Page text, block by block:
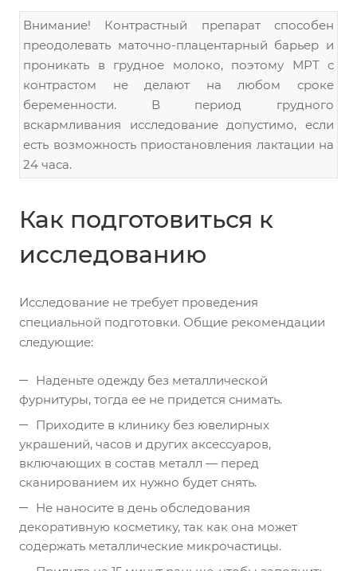
Внимание! Контрастный препарат способен
преодолевать маточно-плацентарный барьер и
проникать в грудное молоко, поэтому МРТ с
контрастом не делают на любом сроке
беременности. В период грудного
вскармливания исследование допустимо, если
есть возможность приостановления лактации на
24 часа.
Как подготовиться к
исследованию
Исследование не требует проведения
специальной подготовки. Общие рекомендации
следующие:
Наденьте одежду без металлической
фурнитуры, тогда ее не придется снимать.
Приходите в клинику без ювелирных
украшений, часов и других аксессуаров,
включающих в состав металл — перед
сканированием их нужно будет снять.
Не наносите в день обследования
декоративную косметику, так как она может
содержать металлические микрочастицы.